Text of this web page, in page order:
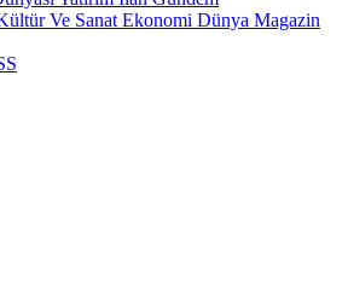
Ve Sanat Ekonomi Dünya Magazin